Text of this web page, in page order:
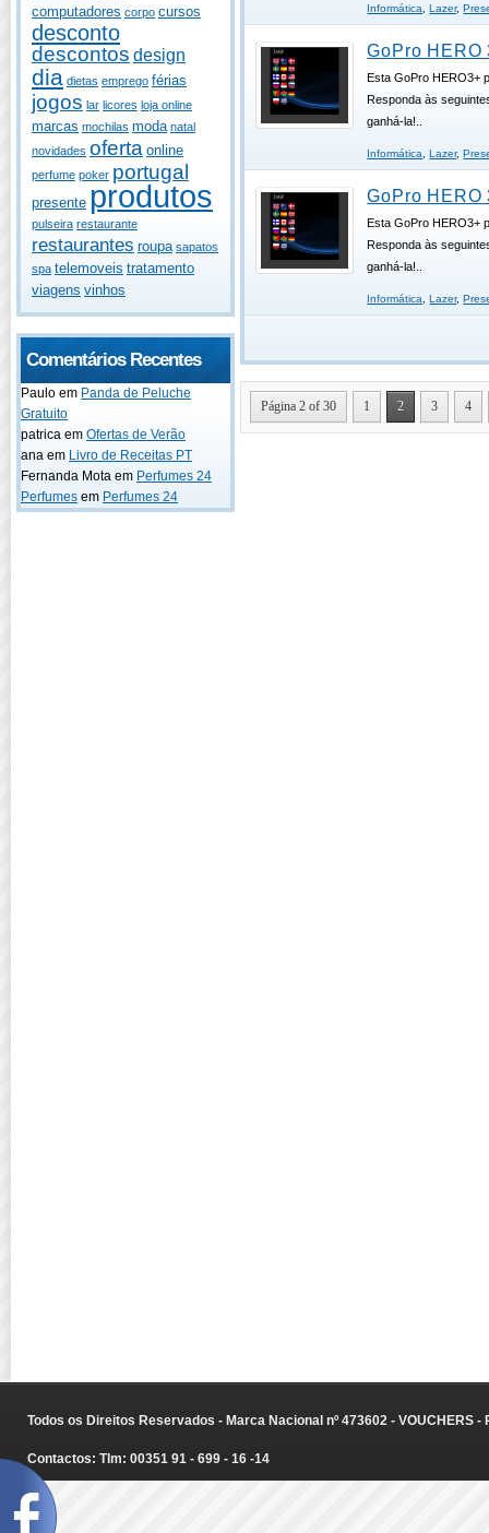
computadores corpo cursos
desconto
descontos design
dia dietas emprego férias
jogos lar licores loja online
marcas mochilas moda natal
novidades oferta online
perfume poker portugal
presente produtos
pulseira restaurante
restaurantes roupa sapatos
spa telemoveis tratamento
viagens vinhos
Comentários Recentes
Paulo em Panda de Peluche
Gratuito
patrica em Ofertas de Verão
ana em Livro de Receitas PT
Fernanda Mota em Perfumes 24
Perfumes em Perfumes 24
Informática ,Lazer,
GoPro HERO
Esta GoPro HERO3+
Responda às
ganhá-la!..
Informática ,Lazer,
GoPro HERO
Esta GoPro HERO3+
Responda às
ganhá-la!..
Informática ,Lazer,
Página 2 of 30 1 2 3 4
Todos os Direitos Reservados - Marca Nacional nº 473602 - VOUCHERS
Contactos: Tlm: 00351 91 - 699 - 16 -14